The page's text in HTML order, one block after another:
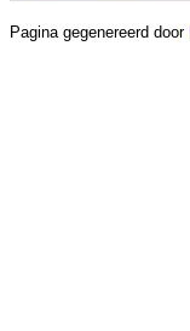
Pagina gegenereerd door